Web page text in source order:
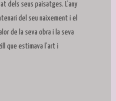
dels seus paisatges. L’any
del seu naixement i el
de la seva obra i la seva
que estimava l’art i